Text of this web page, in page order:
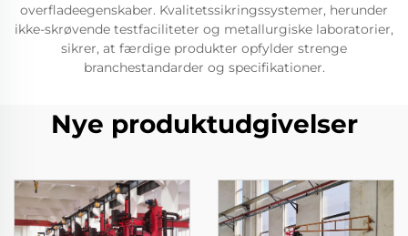
overfladeegenskaber. Kvalitetssikringssystemer, herunder
ikke-skrøvende testfaciliteter og metallurgiske laboratorier,
sikrer, at færdige produkter opfylder strenge
branchestandarder og specifikationer.
Nye produktudgivelser